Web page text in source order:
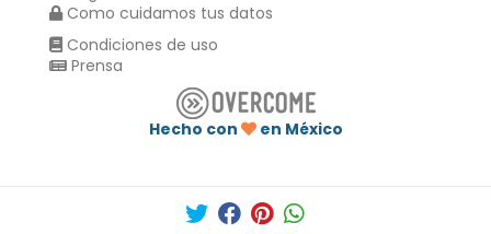
Como cuidamos tus datos
Condiciones de uso
Prensa
Hecho con
en México